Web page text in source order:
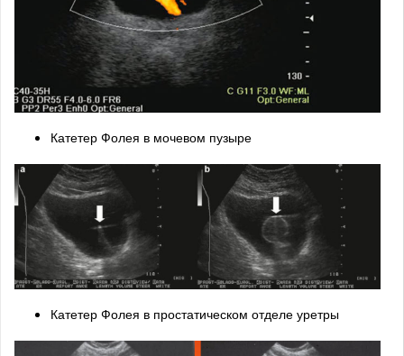
Катетер Фолея в мочевом пузыре
Катетер Фолея в простатическом отделе уретры